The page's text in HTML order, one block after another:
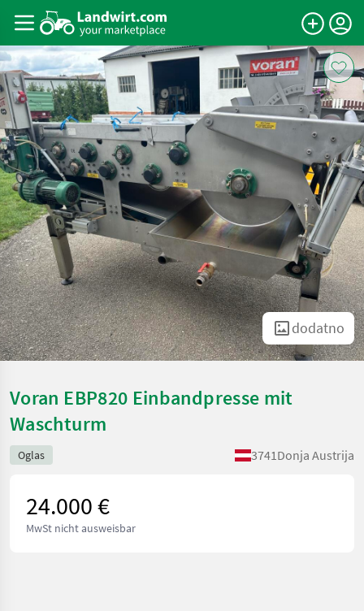
dodatno
Voran EBP820 Einbandpresse mit
Waschturm
Oglas 3741Donja Austrija
24.000 €
MwSt nicht ausweisbar